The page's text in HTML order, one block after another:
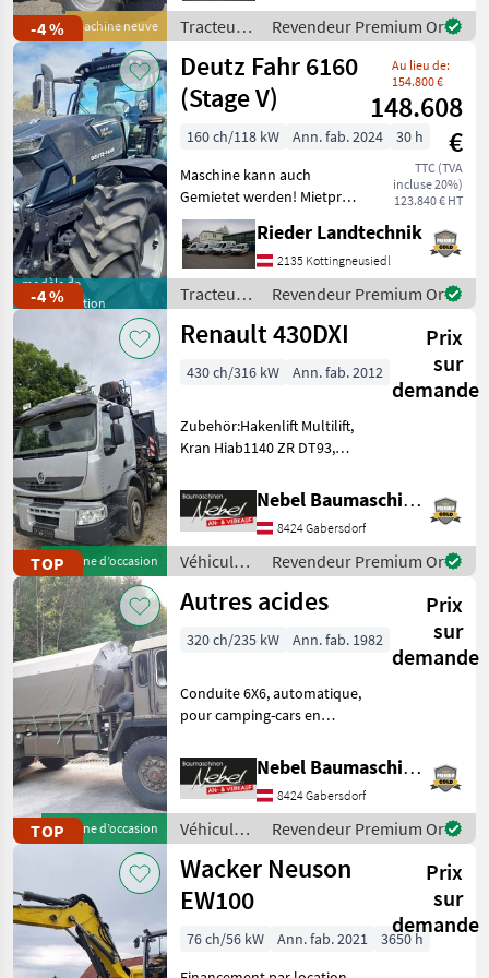
-4 % Machine neuve
supplémentaire : phares de
recul, ja
Tracteurs
/ Deutz
Fahr
Revendeur Premium Or
-4 %
modèle de
démonstration
Deutz Fahr 6160
(Stage V)
Au lieu de:
154.800 €
148.608
€
TTC (TVA
incluse 20%)
123.840 € HT
160 ch/118 kW Ann. fab. 2024
30 h
Maschine kann auch
Gemietet werden! Mietpreis
: € 38, - exkl. MwSt. Modell:
Powershift ohne Frontlader
Anbaukonsolen,
Beifahrersitz gepolstert mit
Sicherheitsgur
Rieder Landtechnik
2135 Kottingneusiedl
Tracteurs
/ Deutz
Fahr
Revendeur Premium Or
TOPMachine d’occasion
Renault 430DXI
Prix
sur
demande
430 ch/316 kW Ann. fab. 2012
Zubehör:Hakenlift Multilift,
Kran Hiab1140 ZR DT93,
Configuration d'essieu: 6x2,
Transmission automatique,
Carburant: , Climatisation,
Installation hy
Nebel Baumaschinen
8424 Gabersdorf
Véhicules
utilitaires/
véhicules
/ Renault
Revendeur Premium Or
TOPMachine d’occasion
Autres acides
Prix
sur
demande
320 ch/235 kW Ann. fab. 1982
Conduite 6X6, automatique,
pour camping-cars en
également être conduite
les samedis, dimanches et
jours fériés.Véhicule
d'origine de l'armée suis
Nebel Baumaschinen
8424 Gabersdorf
Véhicules
utilitaires/
véhicules
commerciaux
/ Sonstige
Revendeur Premium Or
Wacker Neuson
EW100
Prix
sur
demande
76 ch/56 kW Ann. fab. 2021
3650 h